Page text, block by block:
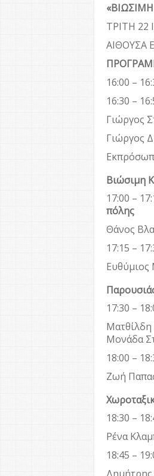
ΤΡΙΤΗ 22
ΑΙΘΟΥΣΑ
16:00
16:30
Γιώργος
Γιώργος
Βιώσιμη
17:00
πόλης
Θάνος
17:15
17:30
Ματθίλδη
Μονάδα
18:00
Ζωή
18:30
Ρένα
18:45